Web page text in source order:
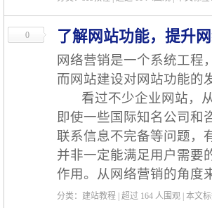
0 了解网站功能，提升
网络营销是一个系统工程
而网站建设对网站功能的
看过不少企业网站，从
即使一些国际知名公司和
联系信息不完备等问题，
并非一定能满足用户需要
作用。从网络营销的角度
分类：建站教程 | 超过 164 人围观 | 本文标